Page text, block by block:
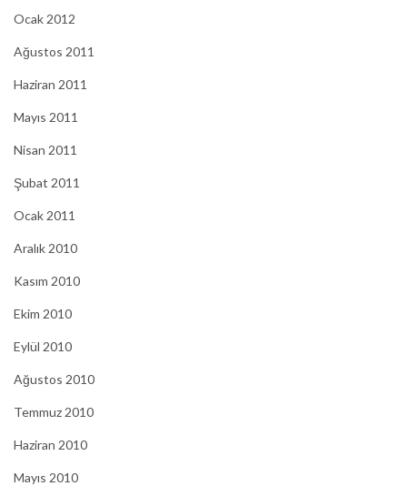
Ocak 2012
Ağustos 2011
Haziran 2011
Mayıs 2011
Nisan 2011
Şubat 2011
Ocak 2011
Aralık 2010
Kasım 2010
Ekim 2010
Eylül 2010
Ağustos 2010
Temmuz 2010
Haziran 2010
Mayıs 2010